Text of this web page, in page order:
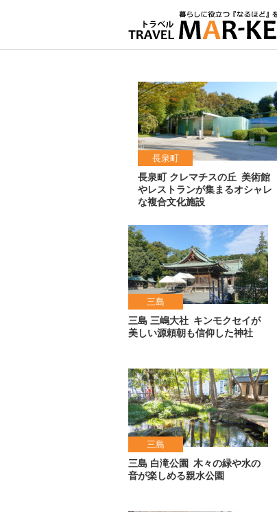
長泉町
長泉町 クレマチスの丘 美術館
やレストランが集まるオシャレ
な複合文化施設
三島
三島 三嶋大社 キンモクセイが
美しい源頼朝も信仰した神社
三島
三島 白滝公園 木々の緑や水の
音が楽しめる親水公園